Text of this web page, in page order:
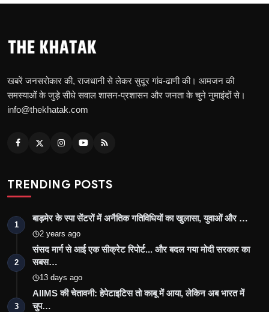
खबरें जनसरोकार की, राजधानी से लेकर सुदूर गांव-ढाणी की। आमजन की
समस्याओं के जुड़े सीधे सवाल शासन-प्रशासन और जनता के चुने नुमाइंदों से।
info@thekhatak.com
TRENDING POSTS
1
बाड़मेर के स्पा सेंटरों में अनैतिक गतिविधियों का खुलासा, युवाओं और …
2 years ago
2
संसद मार्ग से आई एक सीक्रेट रिपोर्ट... और बदल गया मोदी सरकार का
सबस…
13 days ago
3
AIIMS की चेतावनी: हेपेटाइटिस तो काबू में आया, लेकिन अब भारत में
चुप…